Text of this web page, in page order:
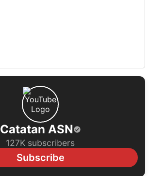
Catatan ASN
127K subscribers
Subscribe